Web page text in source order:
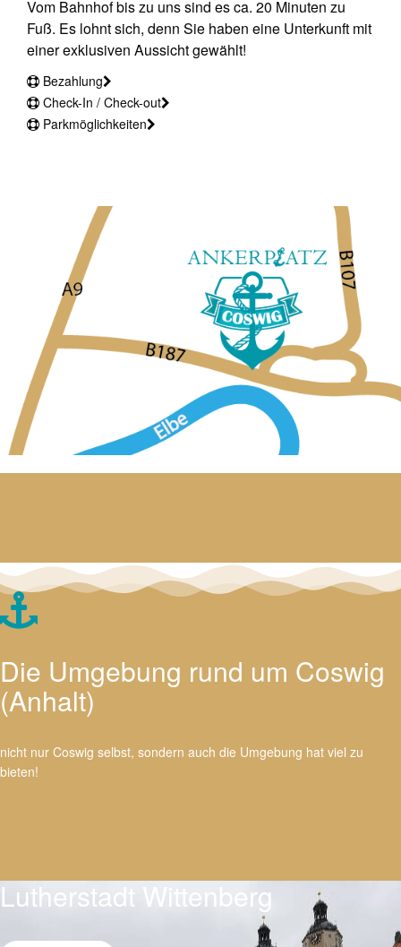
Vom Bahnhof bis zu uns sind es ca. 20 Minuten zu
Fuß. Es lohnt sich, denn Sie haben eine Unterkunft mit
einer exklusiven Aussicht gewählt!
Bezahlung
Check-In / Check-out
Parkmöglichkeiten
Die Umgebung rund um Coswig
(Anhalt)
nicht nur Coswig selbst, sondern auch die Umgebung hat viel zu
bieten!
Lutherstadt Wittenberg